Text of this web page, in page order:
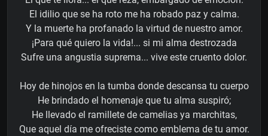
El idilio que se ha roto me ha robado paz y calma.
Y la muerte ha profanado la virtud de nuestro amor.
¡Para qué quiero la vida!... si mi alma destrozada
Sufre una angustia suprema... vive este cruento dolor.
Hoy de hinojos en la tumba donde descansa tu cuerpo
He brindado el homenaje que tu alma suspiró;
He llevado el ramillete de camelias ya marchitas,
Que aquel día me ofreciste como emblema de tu amor.